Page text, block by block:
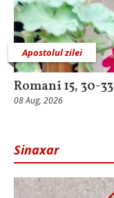
Apostolul zilei
Romani 15, 30-33
08 Aug, 2026
Sinaxar